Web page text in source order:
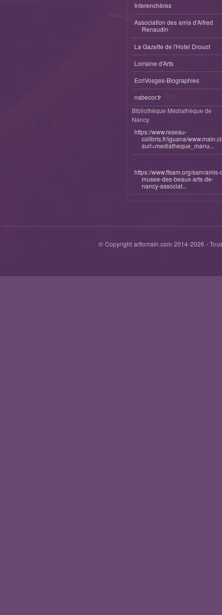
Interenchères
Association des amis d'Alfred
Renaudin
La Gazette de l'Hotel Drouot
Lorraine d'Arts
EcriVosges-Biographies
nabecor.fr
Bibliothèque Médiathèque de
Nancy
https://www.reseau-
colibris.fr/iguana/
surl=mediatheque_manu...
https://www.ffsam.org/sam/amis-
musee-des-beaux-arts-de-
nancy-associat...
© Copyright artlorrain.com 2014-2026 -